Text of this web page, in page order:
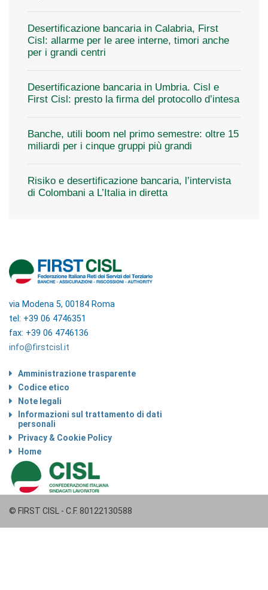
Desertificazione bancaria in Calabria, First
Cisl: allarme per le aree interne, timori anche
per i grandi centri
Desertificazione bancaria in Umbria. Cisl e
First Cisl: presto la firma del protocollo d’intesa
Banche, utili boom nel primo semestre: oltre 15
miliardi per i cinque gruppi più grandi
Risiko e desertificazione bancaria, l’intervista
di Colombani a L’Italia in diretta
via Modena 5, 00184 Roma
tel: +39 06 4746351
fax: +39 06 4746136
info@firstcisl.it
Amministrazione trasparente
Codice etico
Note legali
Informazioni sul trattamento di dati
personali
Privacy & Cookie Policy
Home
© FIRST CISL - C.F. 80122130588